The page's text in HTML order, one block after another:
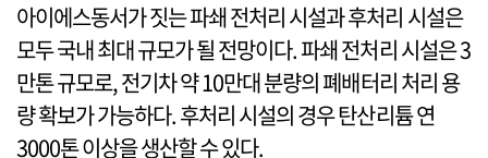
아이에스동서가 짓는 파쇄 전처리 시설과 후처리 시설은
모두 국내 최대 규모가 될 전망이다. 파쇄 전처리 시설은 3
만톤 규모로, 전기차 약 10만대 분량의 폐배터리 처리 용
량 확보가 가능하다. 후처리 시설의 경우 탄산리튬 연
3000톤 이상을 생산할 수 있다.